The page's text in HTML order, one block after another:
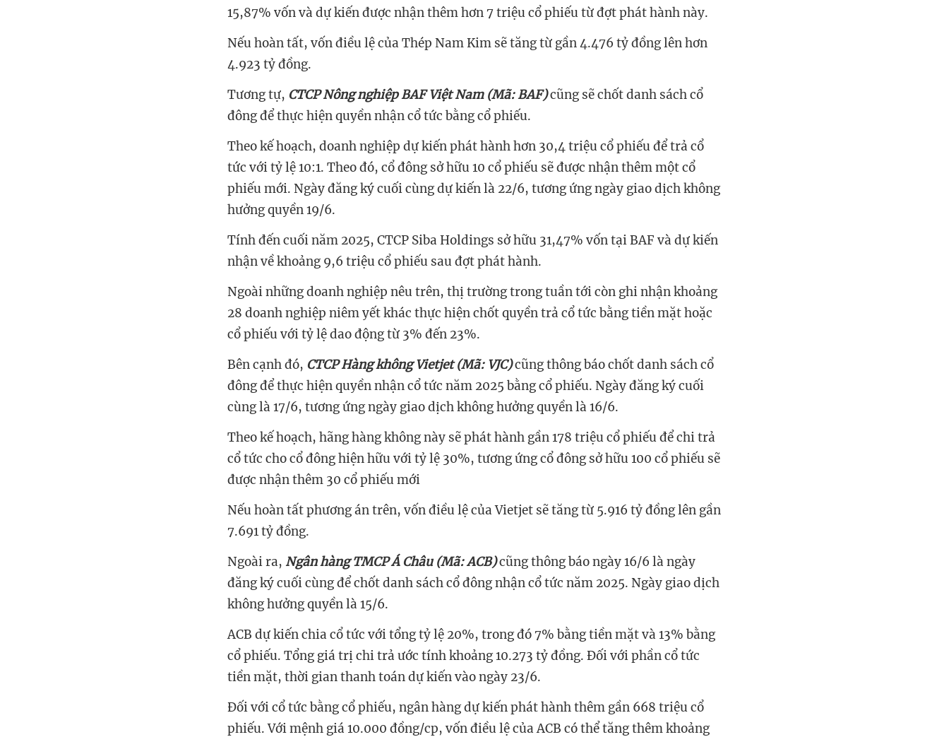
15,87% vốn và dự kiến được nhận thêm hơn 7 triệu cổ phiếu từ đợt phát hành này.
Nếu hoàn tất, vốn điều lệ của Thép Nam Kim sẽ tăng từ gần 4.476 tỷ đồng lên hơn
4.923 tỷ đồng.
Tương tự, CTCP Nông nghiệp BAF Việt Nam (Mã: BAF)cũng sẽ chốt danh sách cổ
đông để thực hiện quyền nhận cổ tức bằng cổ phiếu.
Theo kế hoạch, doanh nghiệp dự kiến phát hành hơn 30,4 triệu cổ phiếu để trả cổ
tức với tỷ lệ 10:1. Theo đó, cổ đông sở hữu 10 cổ phiếu sẽ được nhận thêm một cổ
phiếu mới. Ngày đăng ký cuối cùng dự kiến là 22/6, tương ứng ngày giao dịch không
hưởng quyền 19/6.
Tính đến cuối năm 2025, CTCP Siba Holdings sở hữu 31,47% vốn tại BAF và dự kiến
nhận về khoảng 9,6 triệu cổ phiếu sau đợt phát hành.
Ngoài những doanh nghiệp nêu trên, thị trường trong tuần tới còn ghi nhận khoảng
28 doanh nghiệp niêm yết khác thực hiện chốt quyền trả cổ tức bằng tiền mặt hoặc
cổ phiếu với tỷ lệ dao động từ 3% đến 23%.
Bên cạnh đó, CTCP Hàng không Vietjet (Mã: VJC)cũng thông báo chốt danh sách cổ
đông để thực hiện quyền nhận cổ tức năm 2025 bằng cổ phiếu. Ngày đăng ký cuối
cùng là 17/6, tương ứng ngày giao dịch không hưởng quyền là 16/6.
Theo kế hoạch, hãng hàng không này sẽ phát hành gần 178 triệu cổ phiếu để chi trả
cổ tức cho cổ đông hiện hữu với tỷ lệ 30%, tương ứng cổ đông sở hữu 100 cổ phiếu sẽ
được nhận thêm 30 cổ phiếu mới
Nếu hoàn tất phương án trên, vốn điều lệ của Vietjet sẽ tăng từ 5.916 tỷ đồng lên gần
7.691 tỷ đồng.
Ngoài ra, Ngân hàng TMCP Á Châu (Mã: ACB)cũng thông báo ngày 16/6 là ngày
đăng ký cuối cùng để chốt danh sách cổ đông nhận cổ tức năm 2025. Ngày giao dịch
không hưởng quyền là 15/6.
ACB dự kiến chia cổ tức với tổng tỷ lệ 20%, trong đó 7% bằng tiền mặt và 13% bằng
cổ phiếu. Tổng giá trị chi trả ước tính khoảng 10.273 tỷ đồng. Đối với phần cổ tức
tiền mặt, thời gian thanh toán dự kiến vào ngày 23/6.
Đối với cổ tức bằng cổ phiếu, ngân hàng dự kiến phát hành thêm gần 668 triệu cổ
phiếu. Với mệnh giá 10.000 đồng/cp, vốn điều lệ của ACB có thể tăng thêm khoảng